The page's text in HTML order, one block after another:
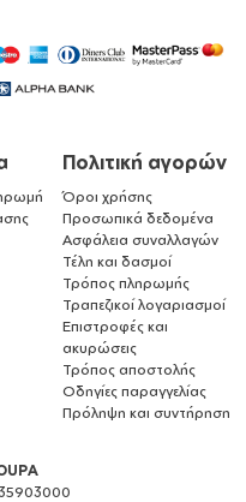
Πολιτική αγορών
Όροι χρήσης
Προσωπικά δεδομένα
Ασφάλεια συναλλαγών
Τέλη και δασμοί
Τρόπος πληρωμής
Τραπεζικοί λογαριασμοί
Επιστροφές και
ακυρώσεις
Τρόπος αποστολής
Οδηγίες παραγγελίας
Πρόληψη και συντήρηση